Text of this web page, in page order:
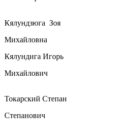
Кялундзюга Зоя
Михайловна
Кялундига Игорь
Михайлович
Токарский Степан
Степанович